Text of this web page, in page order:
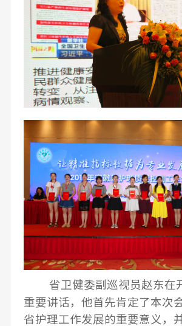
省卫健委副巡视员 赵东在
重要讲话，他首先肯定了本次
省护理工作发展的重要意义，